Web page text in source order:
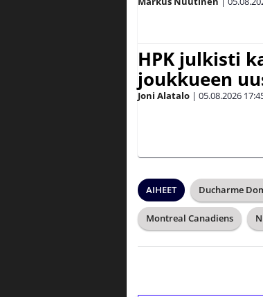
HPK julkisti
joukkueen
Joni Alatalo | 05.08.2026
AIHEET Ducharme
Montreal Canadiens